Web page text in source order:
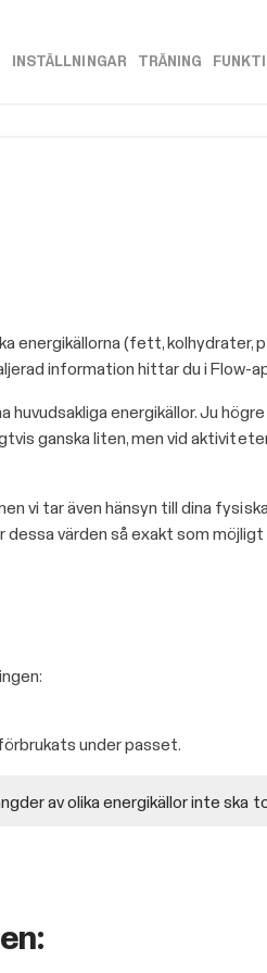
Hoppa över till huvudinnehåll
INSTÄLLNINGAR» TRÄNING»
energikällorna (fett,
information hittar du i Flow-
energikällor. Ju
ganska liten, men vid
vi tar även hänsyn till dina
värden så exakt som
under passet.
av olika energikällor inte